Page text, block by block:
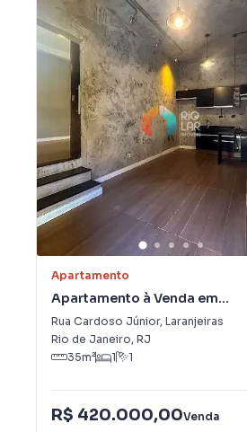
Apartamento
Apartamento à Venda em
Laranjeiras
Rua Cardoso Júnior, Laranjeiras
Rio de Janeiro, RJ
35m² 1 1
R$ 420.000,00Venda